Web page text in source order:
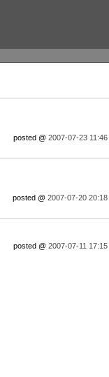
posted @ 2007-07-23 11:46
posted @ 2007-07-20 20:18
posted @ 2007-07-11 17:15